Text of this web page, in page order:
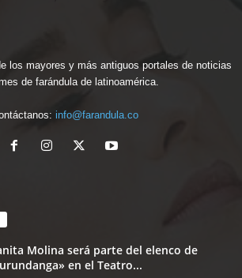
los mayores y más antiguos portales de noticias
de farándula de latinoamérica.
info@farandula.co
Molina será parte del elenco de
en el Teatro...